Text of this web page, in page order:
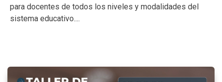
para docentes de todos los niveles y modalidades del
sistema educativo....